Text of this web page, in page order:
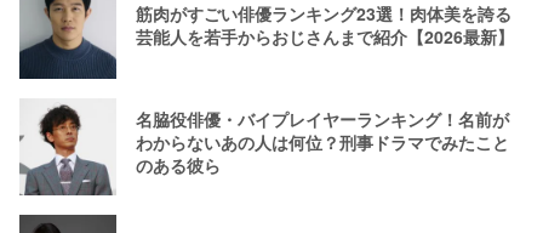
筋肉がすごい俳優ランキング23選！肉体美を誇る
芸能人を若手からおじさんまで紹介【2026最新】
名脇役俳優・バイプレイヤーランキング！名前が
わからないあの人は何位？刑事ドラマでみたこと
のある彼ら